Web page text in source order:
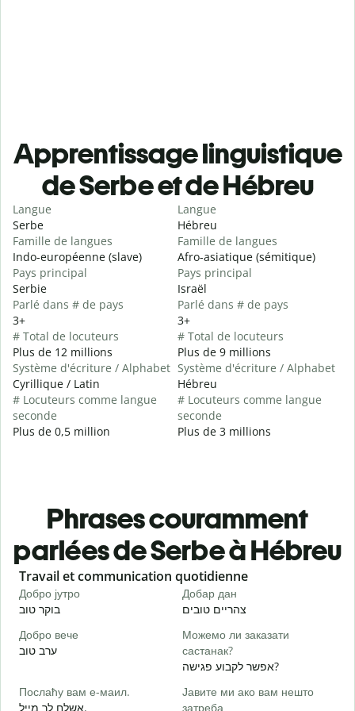
Apprentissage linguistique
de Serbe et de Hébreu
Langue
Serbe
Famille de langues
Indo-européenne (slave)
Pays principal
Serbie
Parlé dans # de pays
3+
# Total de locuteurs
Plus de 12 millions
Système d'écriture / Alphabet
Cyrillique / Latin
# Locuteurs comme langue
seconde
Plus de 0,5 million
Langue
Hébreu
Famille de langues
Afro-asiatique (sémitique)
Pays principal
Israël
Parlé dans # de pays
3+
# Total de locuteurs
Plus de 9 millions
Système d'écriture / Alphabet
Hébreu
# Locuteurs comme langue
seconde
Plus de 3 millions
Phrases couramment
parlées de Serbe à Hébreu
Slide 1 of 6
Travail et communication quotidienne
Добро јутро
בוקר טוב
Добар дан
צהריים טובים
Добро вече
ערב טוב
Можемо ли заказати
састанак?
אפשר לקבוע פגישה?
Послаћу вам е-маил.
אשלח לך מייל.
Јавите ми ако вам нешто
затреба